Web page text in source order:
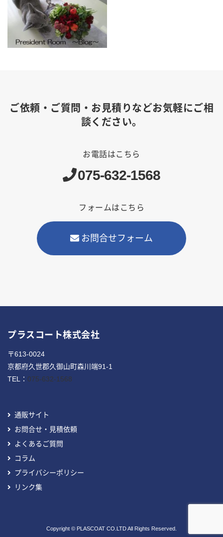
ご依頼・ご質問・お見積りなどお気軽にご相
談ください。
お電話はこちら
075-632-1568
フォームはこちら
お問合せフォーム
プラスコート株式会社
〒613-0024
京都府久世郡久御山町森川端91-1
TEL： 075-632-1568
通販サイト
お問合せ・見積依頼
よくあるご質問
コラム
プライバシーポリシー
リンク集
Copyright © PLASCOAT CO.LTD All Rights Reserved.